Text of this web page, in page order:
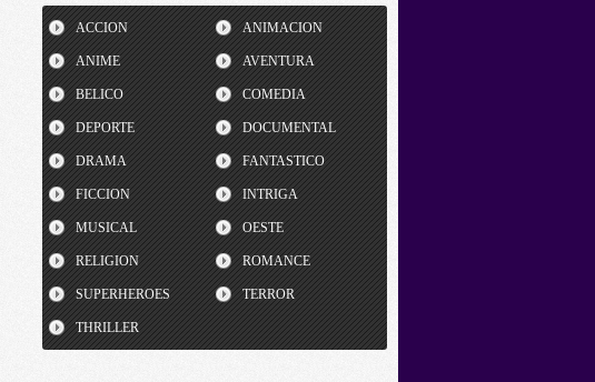
ACCION ANIMACION
ANIME AVENTURA
BELICO COMEDIA
DEPORTE DOCUMENTAL
DRAMA FANTASTICO
FICCION INTRIGA
MUSICAL OESTE
RELIGION ROMANCE
SUPERHEROES TERROR
THRILLER